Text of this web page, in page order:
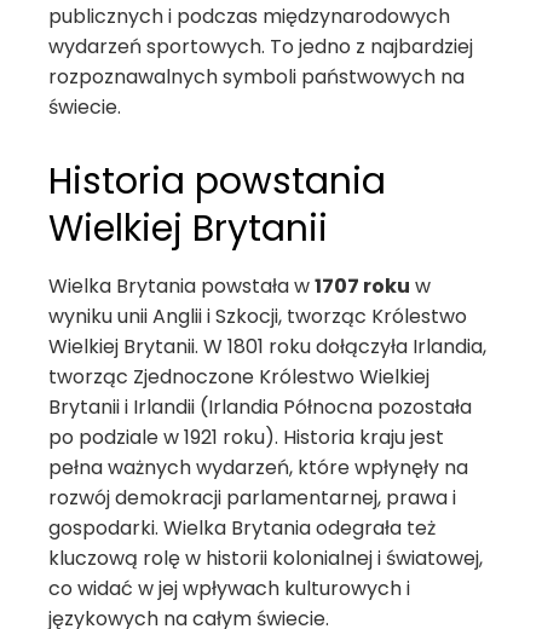
publicznych i podczas międzynarodowych
wydarzeń sportowych. To jedno z najbardziej
rozpoznawalnych symboli państwowych na
świecie.
Historia powstania
Wielkiej Brytanii
Wielka Brytania powstała w1707 roku w
wyniku unii Anglii i Szkocji, tworząc Królestwo
Wielkiej Brytanii. W 1801 roku dołączyła Irlandia,
tworząc Zjednoczone Królestwo Wielkiej
Brytanii i Irlandii (Irlandia Północna pozostała
po podziale w 1921 roku). Historia kraju jest
pełna ważnych wydarzeń, które wpłynęły na
rozwój demokracji parlamentarnej, prawa i
gospodarki. Wielka Brytania odegrała też
kluczową rolę w historii kolonialnej i światowej,
co widać w jej wpływach kulturowych i
językowych na całym świecie.